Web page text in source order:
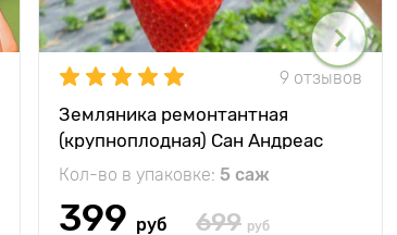
9 отзывов
Земляника ремонтантная
(крупноплодная) Сан Андреас
Кол-во в упаковке: 5 саж
399 руб 699 руб